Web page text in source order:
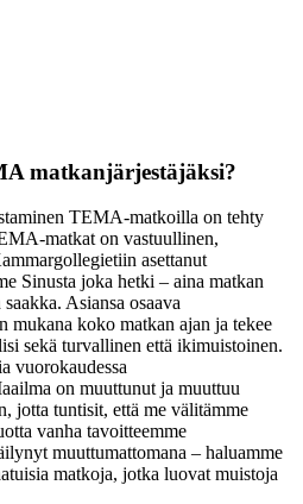
matkanjärjestäjäksi?
TEMA-matkoilla on tehty
matkat on vastuullinen,
asettanut
Sinusta joka hetki – aina matkan
Asiansa osaava
mukana koko matkan ajan ja tekee
sekä turvallinen että ikimuistoinen.
vuorokaudessa
on muuttunut ja muuttuu
jotta tuntisit, että me välitämme
vanha tavoitteemme
muuttumattomana – haluamme
matkoja, jotka luovat muistoja